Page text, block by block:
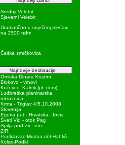
Srednji Velebit
Sjeverni Velebit
Dramatično u snježnoj mećavi
na 2500 ndm
Češka smrčkovica
Najnovije destinacije
Omiska Dinara Kruzno
Biokovo - vrhovi
Križevci - Kalnik (pl. dom)
Ludbreška planinarska
obilaznica
Krma - Triglav 4/5.10.2008
Slovenija
Egeria put - Hrvatska - Iovia
Sveti Vid - otok Pag
Spilja pod Zir - om
ZIR
Podkilavac-Mudna dol-Hahlići-
Kolac-Podki